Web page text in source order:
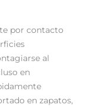
por contacto
al
en
en zapatos,